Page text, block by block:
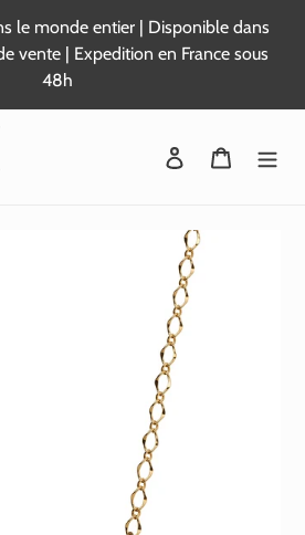
le monde entier | Disponible dans
vente | Expedition en France sous
48h
Se connecter
Panier